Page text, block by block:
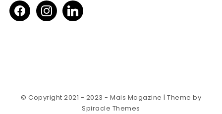
facebookinstagramlinkedin
© Copyright 2021 - 2023 - Mais Magazine | Theme by
Spiracle Themes